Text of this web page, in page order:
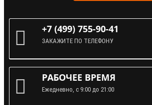
+7 (499) 755-90-41
ЗАКАЖИТЕ ПО ТЕЛЕФОНУ
РАБОЧЕЕ ВРЕМЯ
Ежедневно, с 9:00 до 21:00